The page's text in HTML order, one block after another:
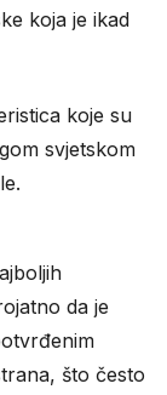
koja je ikad
koje su
svjetskom
da je
što često